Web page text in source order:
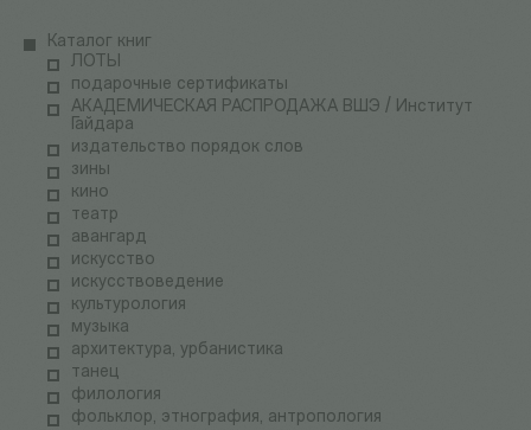
Каталог книг
ЛОТЫ
подарочные сертификаты
АКАДЕМИЧЕСКАЯ РАСПРОДАЖА ВШЭ / Институт
Гайдара
издательство порядок слов
зины
кино
театр
авангард
искусство
искусствоведение
культурология
музыка
архитектура, урбанистика
танец
филология
фольклор, этнография, антропология